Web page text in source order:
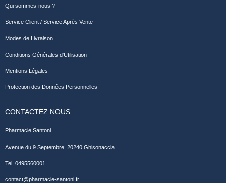
Qui sommes-nous ?
Service Client / Service Après Vente
Modes de Livraison
Conditions Générales d'Utilisation
Mentions Légales
Protection des Données Personnelles
CONTACTEZ NOUS
Pharmacie Santoni
Avenue du 9 Septembre, 20240 Ghisonaccia
Tel. 0495560001
contact@pharmacie-santoni.fr